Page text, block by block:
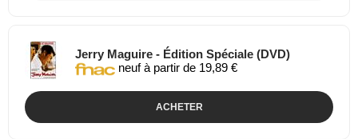
Jerry Maguire - Édition Spéciale (DVD)
neuf à partir de 19,89 €
ACHETER